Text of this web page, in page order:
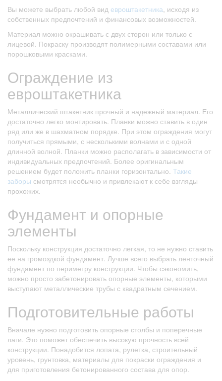
Вы можете выбрать любой вид евроштакетника, исходя из
собственных предпочтений и финансовых возможностей.
Материал можно окрашивать с двух сторон или только с
лицевой. Покраску производят полимерными составами или
порошковыми красками.
Ограждение из
евроштакетника
Металлический штакетник прочный и надежный материал. Его
достаточно легко монтировать. Планки можно ставить в один
ряд или же в шахматном порядке. При этом ограждения могут
получиться прямыми, с несколькими волнами и с одной
длинной волной. Планки можно располагать в зависимости от
индивидуальных предпочтений. Более оригинальным
решением будет положить планки горизонтально. Такие
заборы смотрятся необычно и привлекают к себе взгляды
прохожих.
Фундамент и опорные
элементы
Поскольку конструкция достаточно легкая, то не нужно ставить
ее на громоздкой фундамент. Лучше всего выбрать ленточный
фундамент по периметру конструкции. Чтобы сэкономить,
можно просто забетонировать опорные элементы, которыми
выступают металлические трубы с квадратным сечением.
Подготовительные работы
Вначале нужно подготовить опорные столбы и поперечные
лаги. Это поможет обеспечить высокую прочность всей
конструкции. Понадобится лопата, рулетка, строительный
уровень, грунтовка, материалы для покраски ограждения и
для приготовления бетонированного состава для опор.